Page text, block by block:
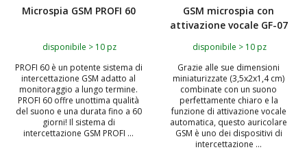
Microspia GSM PROFI 60
disponibile > 10 pz
PROFI 60 è un potente sistema di
intercettazione GSM adatto al
monitoraggio a lungo termine.
PROFI 60 offre unottima qualità
del suono e una durata fino a 60
giorni! Il sistema di
intercettazione GSM PROFI ...
GSM microspia con
attivazione vocale GF-07
disponibile > 10 pz
Grazie alle sue dimensioni
miniaturizzate (3,5x2x1,4 cm)
combinate con un suono
perfettamente chiaro e la
funzione di attivazione vocale
automatica, questo auricolare
GSM è uno dei dispositivi di
intercettazione ...